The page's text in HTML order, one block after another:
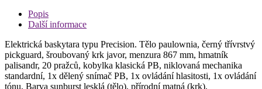
Popis
Další informace
Elektrická baskytara typu Precision. Tělo paulownia, černý třívrstvý
pickguard, šroubovaný krk javor, menzura 867 mm, hmatník
palisandr, 20 pražců, kobylka klasická PB, niklovaná mechanika
standardní, 1x dělený snímač PB, 1x ovládání hlasitosti, 1x ovládání
tónu. Barva sunburst lesklá (tělo), přírodní matná (krk).